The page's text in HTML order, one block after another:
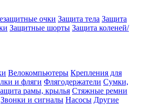
очки Защита тела Защита
Защитные шорты Защита коленей/
Велокомпьютеры Крепления для
и фляги Флягодержатели Сумки,
рамы, крылья Стяжные ремни
Звонки и сигналы Насосы Другие